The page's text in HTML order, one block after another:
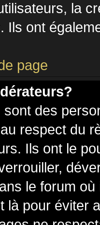
la
Ils ont
page
des
respect du
Ils ont le
le forum
là pour éviter